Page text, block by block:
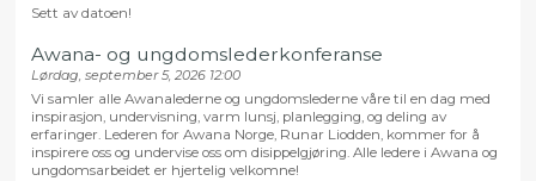
Sett av datoen!
Awana- og ungdomslederkonferanse
Lørdag, september 5, 2026 12:00
Vi samler alle Awanalederne og ungdomslederne våre til en dag med
inspirasjon, undervisning, varm lunsj, planlegging, og deling av
erfaringer. Lederen for Awana Norge, Runar Liodden, kommer for å
inspirere oss og undervise oss om disippelgjøring. Alle ledere i Awana og
ungdomsarbeidet er hjertelig velkomne!